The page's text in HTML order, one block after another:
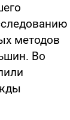
методов
Во